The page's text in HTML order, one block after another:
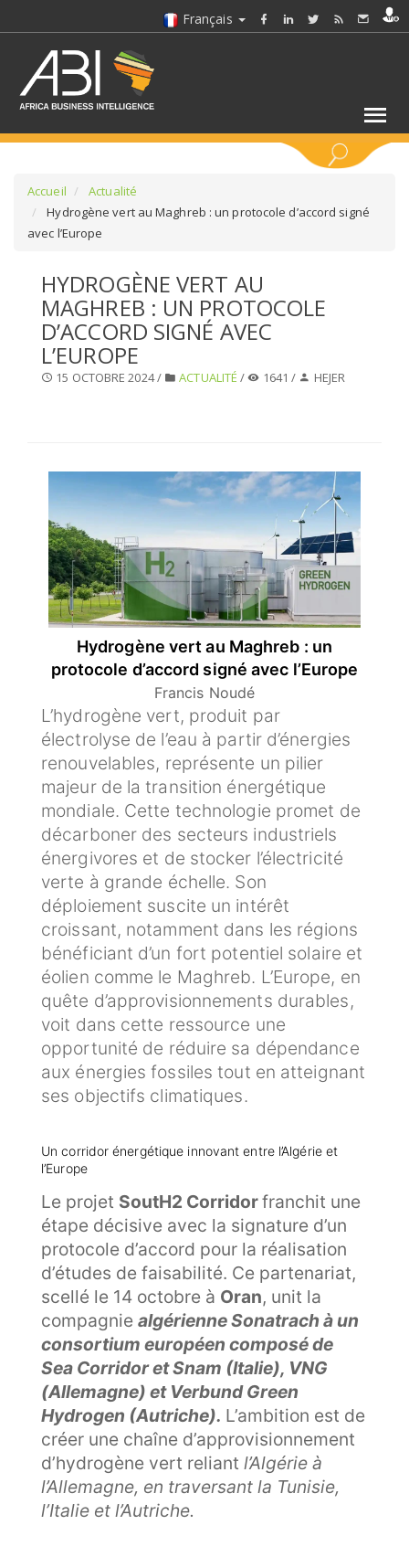
Français
SÉLECTIONNEZ UN DOSSIER
SELECTIONNEZ UNE SECTION
Accueil
Actualité
Hydrogène vert au Maghreb : un protocole d’accord signé
avec l’Europe
HYDROGÈNE VERT AU
MAGHREB : UN PROTOCOLE
D’ACCORD SIGNÉ AVEC
L’EUROPE
15 OCTOBRE 2024 / ACTUALITÉ / 1641 / HEJER
Hydrogène vert au Maghreb : un
protocole d’accord signé avec l’Europe
Francis Noudé
L’hydrogène vert, produit par
électrolyse de l’eau à partir d’énergies
renouvelables, représente un pilier
majeur de la transition énergétique
mondiale. Cette technologie promet de
décarboner des secteurs industriels
énergivores et de stocker l’électricité
verte à grande échelle. Son
déploiement suscite un intérêt
croissant, notamment dans les régions
bénéficiant d’un fort potentiel solaire et
éolien comme le Maghreb. L’Europe, en
quête d’approvisionnements durables,
voit dans cette ressource une
opportunité de réduire sa dépendance
aux énergies fossiles tout en atteignant
ses objectifs climatiques.
Un corridor énergétique innovant entre l’Algérie et
l’Europe
Le projet SoutH2 Corridorfranchit une
étape décisive avec la signature d’un
protocole d’accord pour la réalisation
d’études de faisabilité. Ce partenariat,
scellé le 14 octobre à Oran, unit la
compagnie algérienne Sonatrach à un
consortium européen composé de
Sea Corridor et Snam (Italie), VNG
(Allemagne) et Verbund Green
Hydrogen (Autriche). L’ambition est de
créer une chaîne d’approvisionnement
d’hydrogène vert reliant l’Algérie à
l’Allemagne, en traversant la Tunisie,
l’Italie et l’Autriche.